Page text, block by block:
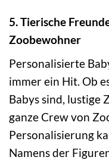
5. Tierische
Zoobewohner
Personalisierte
immer ein Hit. Ob
Babys sind, lustige
ganze Crew von
Personalisierung
Namens der